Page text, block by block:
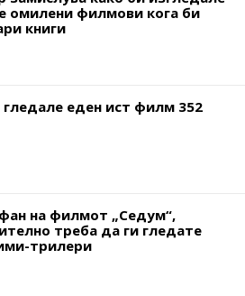
омилени филмови кога би
книги
еден ист филм 352
на филмот „Седум“,
треба да ги гледате
трилери